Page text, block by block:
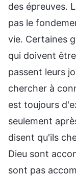
des épreuves.
pas le
vie. Certaines
qui doivent
passent leurs
chercher à
est toujours
seulement
disent qu'ils
Dieu sont
sont pas